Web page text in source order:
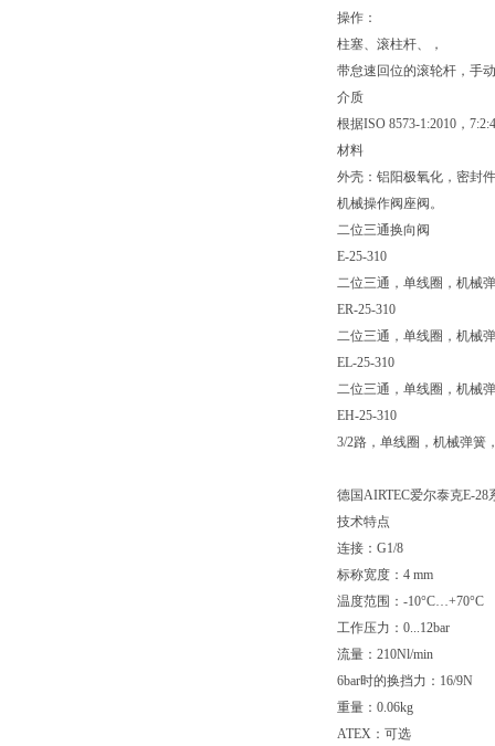
操作：
柱塞、滚柱杆、，
带怠速回位的滚轮杆，手
介质
根据ISO 8573-1:2010，
材料
外壳：铝阳极氧化，密封
机械操作阀座阀。
二位三通换向阀
E-25-310
二位三通，单线圈，机械
ER-25-310
二位三通，单线圈，机械
EL-25-310
二位三通，单线圈，机械
EH-25-310
3/2路，单线圈，机械弹簧
德国AIRTEC爱尔泰克E-28
技术特点
连接：G1/8
标称宽度：4 mm
温度范围：-10°C…+70°C
工作压力：0...12bar
流量：210Nl/min
6bar时的换挡力：16/9N
重量：0.06kg
ATEX：可选